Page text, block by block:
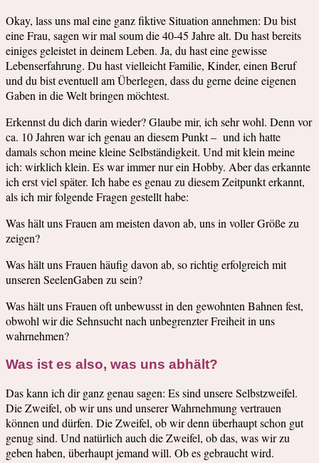
Okay, lass uns mal eine ganz fiktive Situation annehmen: Du bist
eine Frau, sagen wir mal soum die 40-45 Jahre alt. Du hast bereits
einiges geleistet in deinem Leben. Ja, du hast eine gewisse
Lebenserfahrung. Du hast vielleicht Familie, Kinder, einen Beruf
und du bist eventuell am Überlegen, dass du gerne deine eigenen
Gaben in die Welt bringen möchtest.
Erkennst du dich darin wieder? Glaube mir, ich sehr wohl. Denn vor
ca. 10 Jahren war ich genau an diesem Punkt – und ich hatte
damals schon meine kleine Selbständigkeit. Und mit klein meine
ich: wirklich klein. Es war immer nur ein Hobby. Aber das erkannte
ich erst viel später. Ich habe es genau zu diesem Zeitpunkt erkannt,
als ich mir folgende Fragen gestellt habe:
Was hält uns Frauen am meisten davon ab, uns in voller Größe zu
zeigen?
Was hält uns Frauen häufig davon ab, so richtig erfolgreich mit
unseren SeelenGaben zu sein?
Was hält uns Frauen oft unbewusst in den gewohnten Bahnen fest,
obwohl wir die Sehnsucht nach unbegrenzter Freiheit in uns
wahrnehmen?
Was ist es also, was uns abhält?
Das kann ich dir ganz genau sagen: Es sind unsere Selbstzweifel.
Die Zweifel, ob wir uns und unserer Wahrnehmung vertrauen
können und dürfen. Die Zweifel, ob wir denn überhaupt schon gut
genug sind. Und natürlich auch die Zweifel, ob das, was wir zu
geben haben, überhaupt jemand will. Ob es gebraucht wird.